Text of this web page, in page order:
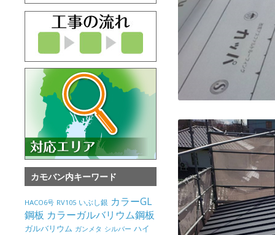
カモバン内キーワード
HACO6号 RV105 いぶし銀 カラーGL
鋼板 カラーガルバリウム鋼板
ガルバリウム ガンメタ シルバー ハイ